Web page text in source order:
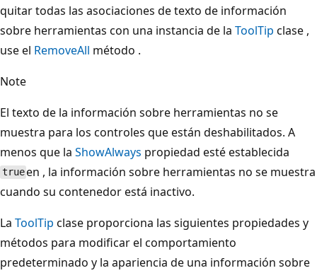
quitar todas las asociaciones de texto de información
sobre herramientas con una instancia de la ToolTip clase ,
use el RemoveAll método .
Note
El texto de la información sobre herramientas no se
muestra para los controles que están deshabilitados. A
menos que la ShowAlways propiedad esté establecida
trueen , la información sobre herramientas no se muestra
cuando su contenedor está inactivo.
La ToolTip clase proporciona las siguientes propiedades y
métodos para modificar el comportamiento
predeterminado y la apariencia de una información sobre